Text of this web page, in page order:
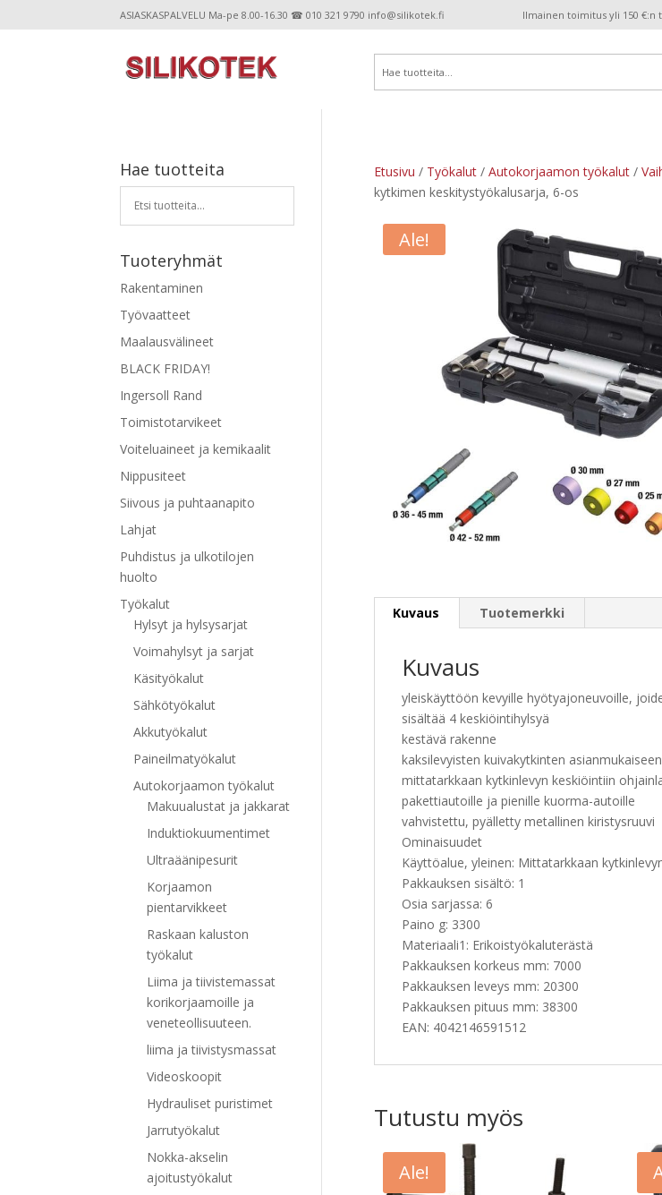
ASIASKASPALVELU Ma-pe 8.00-16.30 ☎ 010 321 9790 info@silikotek.fi Ilmainen toimitus yli 150
Etusivu / Työkalut/ Autokorjaamon työkalut/
kytkimen keskitystyökalusarja, 6-os
Ale!
Kuvaus Tuotemerkki
Kuvaus
yleiskäyttöön kevyille hyötyajoneuvoille,
sisältää 4 keskiöintihylsyä
kestävä rakenne
kaksilevyisten kuivakytkinten
mittatarkkaan kytkinlevyn keskiöintiin
pakettiautoille ja pienille kuorma-autoille
vahvistettu, pyälletty metallinen kiristysruuvi
Ominaisuudet
Käyttöalue, yleinen: Mittatarkkaan
Pakkauksen sisältö: 1
Osia sarjassa: 6
Paino g: 3300
Materiaali1: Erikoistyökaluterästä
Pakkauksen korkeus mm: 7000
Pakkauksen leveys mm: 20300
Pakkauksen pituus mm: 38300
EAN: 4042146591512
Tutustu myös
Ale!
Hae tuotteita
Tuoteryhmät
Rakentaminen
Työvaatteet
Maalausvälineet
BLACK FRIDAY!
Ingersoll Rand
Toimistotarvikeet
Voiteluaineet ja kemikaalit
Nippusiteet
Siivous ja puhtaanapito
Lahjat
Puhdistus ja ulkotilojen
huolto
Työkalut
Hylsyt ja hylsysarjat
Voimahylsyt ja sarjat
Käsityökalut
Sähkötyökalut
Akkutyökalut
Paineilmatyökalut
Autokorjaamon työkalut
Makuualustat ja jakkarat
Induktiokuumentimet
Ultraäänipesurit
Korjaamon
pientarvikkeet
Raskaan kaluston
työkalut
Liima ja tiivistemassat
korikorjaamoille ja
veneteollisuuteen.
liima ja tiivistysmassat
Videoskoopit
Hydrauliset puristimet
Jarrutyökalut
Nokka-akselin
ajoitustyökalut